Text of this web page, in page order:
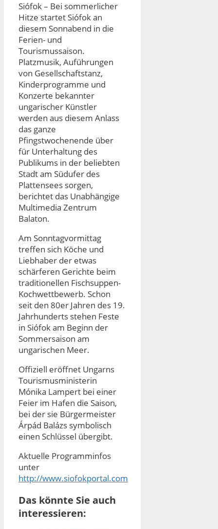
Siófok – Bei sommerlicher
Hitze startet Siófok an
diesem Sonnabend in die
Ferien- und
Tourismussaison.
Platzmusik, Auführungen
von Gesellschaftstanz,
Kinderprogramme und
Konzerte bekannter
ungarischer Künstler
werden aus diesem Anlass
das ganze
Pfingstwochenende über
für Unterhaltung des
Publikums in der beliebten
Stadt am Südufer des
Plattensees sorgen,
berichtet das Unabhängige
Multimedia Zentrum
Balaton.
Am Sonntagvormittag
treffen sich Köche und
Liebhaber der etwas
schärferen Gerichte beim
traditionellen Fischsuppen-
Kochwettbewerb. Schon
seit den 80er Jahren des 19.
Jahrhunderts stehen Feste
in Siófok am Beginn der
Sommersaison am
ungarischen Meer.
Offiziell eröffnet Ungarns
Tourismusministerin
Mónika Lampert bei einer
Feier im Hafen die Saison,
bei der sie Bürgermeister
Árpád Balázs symbolisch
einen Schlüssel übergibt.
Aktuelle Programminfos
unter
http://www.siofokportal.com
Das könnte Sie auch
interessieren: